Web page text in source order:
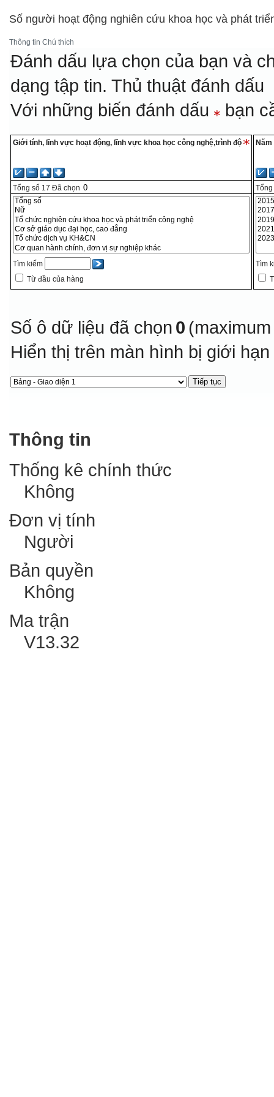
Số người hoạt động nghiên cứu khoa học và phát
Thông tin Chú thích
Đánh dấu lựa chọn của bạn và
dạng tập tin.Thủ thuật đánh dấu
Với những biến đánh dấu bạn
Giới tính, lĩnh vực hoạt động, lĩnh vực khoa học công nghệ,trình độ
Tổng số 17 Đã chọn
Tìm kiếm
Từ đầu của hàng
Năm
Tìm
Số ô dữ liệu đã chọn 0
Hiển thị trên màn hình bị giới
Thông tin
Thống kê chính thức
Không
Đơn vị tính
Người
Bản quyền
Không
Ma trận
V13.32